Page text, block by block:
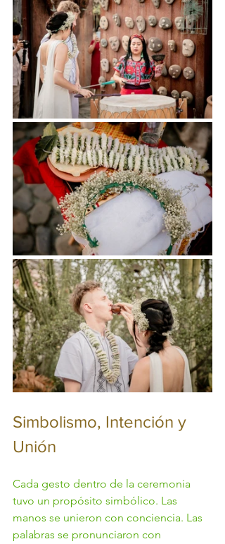
Simbolismo, Intención y
Unión
Cada gesto dentro de la ceremonia
tuvo un propósito simbólico. Las
manos se unieron con conciencia. Las
palabras se pronunciaron con